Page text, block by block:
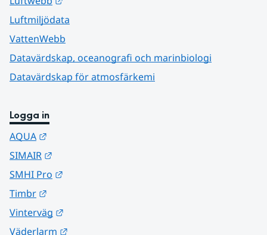
Luftmiljödata
VattenWebb
Datavärdskap, oceanografi och marinbiologi
Datavärdskap för atmosfärkemi
Logga in
AQUA
SIMAIR
SMHI Pro
Timbr
Vinterväg
Väderlarm